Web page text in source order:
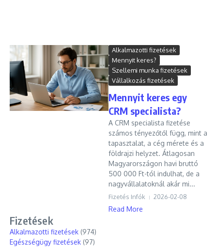
Alkalmazotti fizetések
Mennyit keres?
Szellemi munka fizetések
Vállalkozás fizetések
Mennyit keres egy
CRM specialista?
A CRM specialista fizetése
számos tényezőtől függ, mint a
tapasztalat, a cég mérete és a
földrajzi helyzet. Átlagosan
Magyarországon havi bruttó
500 000 Ft-tól indulhat, de a
nagyvállalatoknál akár mi...
Fizetés Infók 2026-02-08
Read More
Fizetések
Alkalmazotti fizetések (974)
Egészségügy fizetések (97)